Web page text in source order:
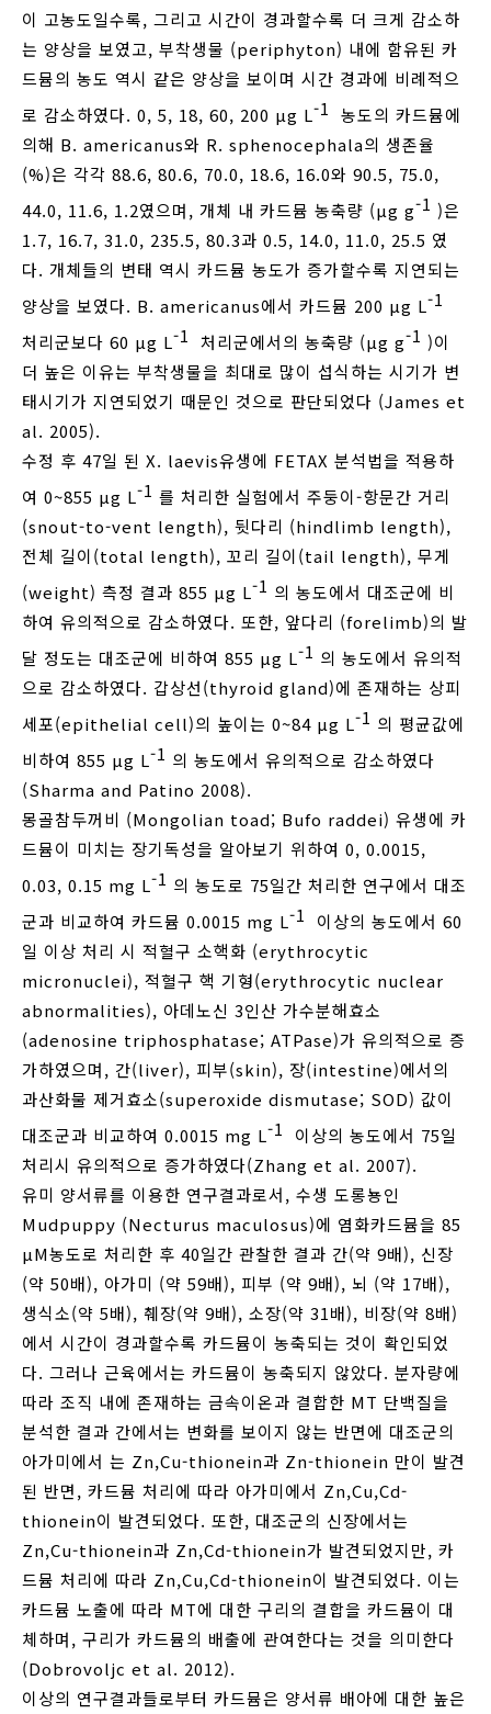
이 고농도일수록, 그리고 시간이 경과할수록 더 크게 감소하
는 양상을 보였고, 부착생물 (periphyton) 내에 함유된 카
드뮴의 농도 역시 같은 양상을 보이며 시간 경과에 비례적으
로 감소하였다. 0, 5, 18, 60, 200 μg L-1 농도의 카드뮴에
의해 B. americanus와 R. sphenocephala의 생존율
(%)은 각각 88.6, 80.6, 70.0, 18.6, 16.0와 90.5, 75.0,
44.0, 11.6, 1.2였으며, 개체 내 카드뮴 농축량 (μg g-1 )은
1.7, 16.7, 31.0, 235.5, 80.3과 0.5, 14.0, 11.0, 25.5 였
다. 개체들의 변태 역시 카드뮴 농도가 증가할수록 지연되는
양상을 보였다. B. americanus에서 카드뮴 200 μg L-1
처리군보다 60 μg L-1 처리군에서의 농축량 (μg g-1 )이
더 높은 이유는 부착생물을 최대로 많이 섭식하는 시기가 변
태시기가 지연되었기 때문인 것으로 판단되었다 (James et
al. 2005).
수정 후 47일 된 X. laevis유생에 FETAX 분석법을 적용하
여 0~855 μg L-1 를 처리한 실험에서 주둥이-항문간 거리
(snout-to-vent length), 뒷다리 (hindlimb length),
전체 길이(total length), 꼬리 길이(tail length), 무게
(weight) 측정 결과 855 μg L-1 의 농도에서 대조군에 비
하여 유의적으로 감소하였다. 또한, 앞다리 (forelimb)의 발
달 정도는 대조군에 비하여 855 μg L-1 의 농도에서 유의적
으로 감소하였다. 갑상선(thyroid gland)에 존재하는 상피
세포(epithelial cell)의 높이는 0~84 μg L-1 의 평균값에
비하여 855 μg L-1 의 농도에서 유의적으로 감소하였다
(Sharma and Patino 2008).
몽골참두꺼비 (Mongolian toad; Bufo raddei) 유생에 카
드뮴이 미치는 장기독성을 알아보기 위하여 0, 0.0015,
0.03, 0.15 mg L-1 의 농도로 75일간 처리한 연구에서 대조
군과 비교하여 카드뮴 0.0015 mg L-1 이상의 농도에서 60
일 이상 처리 시 적혈구 소핵화 (erythrocytic
micronuclei), 적혈구 핵 기형(erythrocytic nuclear
abnormalities), 아데노신 3인산 가수분해효소
(adenosine triphosphatase; ATPase)가 유의적으로 증
가하였으며, 간(liver), 피부(skin), 장(intestine)에서의
과산화물 제거효소(superoxide dismutase; SOD) 값이
대조군과 비교하여 0.0015 mg L-1 이상의 농도에서 75일
처리시 유의적으로 증가하였다(Zhang et al. 2007).
유미 양서류를 이용한 연구결과로서, 수생 도롱뇽인
Mudpuppy (Necturus maculosus)에 염화카드뮴을 85
μM농도로 처리한 후 40일간 관찰한 결과 간(약 9배), 신장
(약 50배), 아가미 (약 59배), 피부 (약 9배), 뇌 (약 17배),
생식소(약 5배), 췌장(약 9배), 소장(약 31배), 비장(약 8배)
에서 시간이 경과할수록 카드뮴이 농축되는 것이 확인되었
다. 그러나 근육에서는 카드뮴이 농축되지 않았다. 분자량에
따라 조직 내에 존재하는 금속이온과 결합한 MT 단백질을
분석한 결과 간에서는 변화를 보이지 않는 반면에 대조군의
아가미에서 는 Zn,Cu-thionein과 Zn-thionein 만이 발견
된 반면, 카드뮴 처리에 따라 아가미에서 Zn,Cu,Cd-
thionein이 발견되었다. 또한, 대조군의 신장에서는
Zn,Cu-thionein과 Zn,Cd-thionein가 발견되었지만, 카
드뮴 처리에 따라 Zn,Cu,Cd-thionein이 발견되었다. 이는
카드뮴 노출에 따라 MT에 대한 구리의 결합을 카드뮴이 대
체하며, 구리가 카드뮴의 배출에 관여한다는 것을 의미한다
(Dobrovoljc et al. 2012).
이상의 연구결과들로부터 카드뮴은 양서류 배아에 대한 높은